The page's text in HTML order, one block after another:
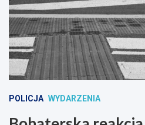
POLICJA WYDARZENIA